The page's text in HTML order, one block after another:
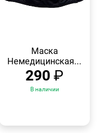
ПРОСМОТР
Маска
Немедицинская...
290 ₽
В наличии